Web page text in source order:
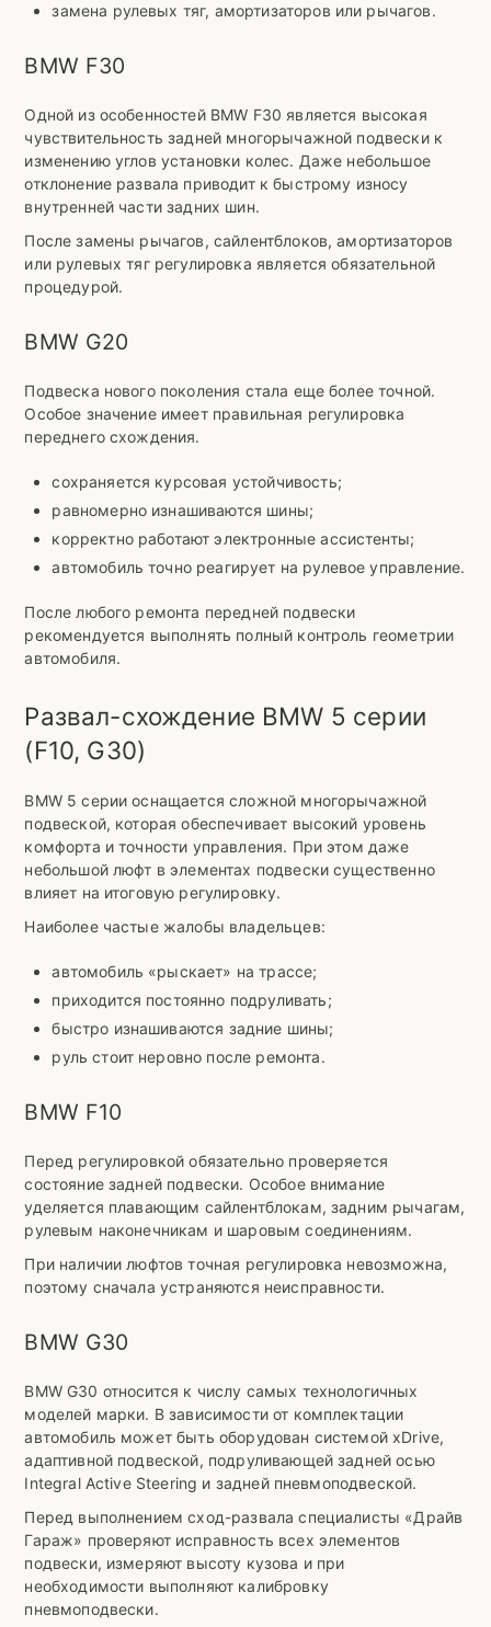
замена рулевых тяг, амортизаторов или рычагов.
BMW F30
Одной из особенностей BMW F30 является высокая
чувствительность задней многорычажной подвески к
изменению углов установки колес. Даже небольшое
отклонение развала приводит к быстрому износу
внутренней части задних шин.
После замены рычагов, сайлентблоков, амортизаторов
или рулевых тяг регулировка является обязательной
процедурой.
BMW G20
Подвеска нового поколения стала еще более точной.
Особое значение имеет правильная регулировка
переднего схождения.
сохраняется курсовая устойчивость;
равномерно изнашиваются шины;
корректно работают электронные ассистенты;
автомобиль точно реагирует на рулевое управление.
После любого ремонта передней подвески
рекомендуется выполнять полный контроль геометрии
автомобиля.
Развал-схождение BMW 5 серии
(F10, G30)
BMW 5 серии оснащается сложной многорычажной
подвеской, которая обеспечивает высокий уровень
комфорта и точности управления. При этом даже
небольшой люфт в элементах подвески существенно
влияет на итоговую регулировку.
Наиболее частые жалобы владельцев:
автомобиль «рыскает» на трассе;
приходится постоянно подруливать;
быстро изнашиваются задние шины;
руль стоит неровно после ремонта.
BMW F10
Перед регулировкой обязательно проверяется
состояние задней подвески. Особое внимание
уделяется плавающим сайлентблокам, задним рычагам,
рулевым наконечникам и шаровым соединениям.
При наличии люфтов точная регулировка невозможна,
поэтому сначала устраняются неисправности.
BMW G30
BMW G30 относится к числу самых технологичных
моделей марки. В зависимости от комплектации
автомобиль может быть оборудован системой xDrive,
адаптивной подвеской, подруливающей задней осью
Integral Active Steering и задней пневмоподвеской.
Перед выполнением сход-развала специалисты «Драйв
Гараж» проверяют исправность всех элементов
подвески, измеряют высоту кузова и при
необходимости выполняют калибровку
пневмоподвески.